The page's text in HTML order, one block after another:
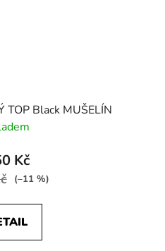
TOP Black MUŠELÍN
Kč
(–11 %)